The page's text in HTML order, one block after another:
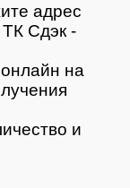
адрес
Сдэк -
на
и